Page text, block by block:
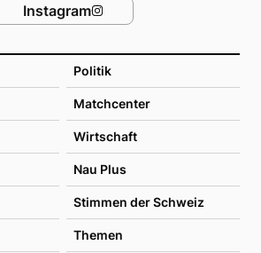
Politik
Matchcenter
Wirtschaft
Nau Plus
Stimmen der Schweiz
Themen
Instagram